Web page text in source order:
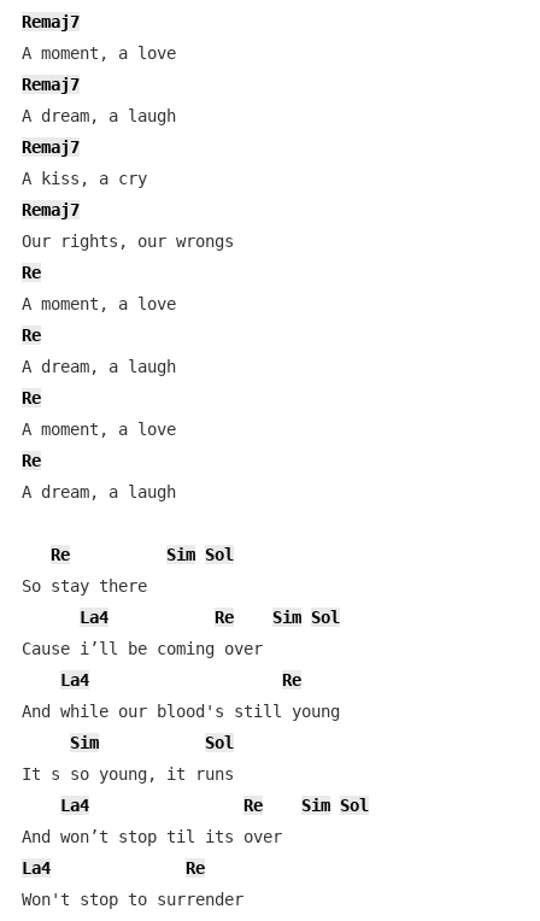
Remaj7
A moment, a love
Remaj7
A dream, a laugh
Remaj7
A kiss, a cry
Remaj7
Re
A moment, a love
Re
A dream, a laugh
Re
A moment, a love
Re
A dream, a laugh
Re Sim Sol
So stay there
La4
Re Sim Sol
Cause i’ll be coming over
La4
Re
And while our blood's still young
Sim
Sol
It s so young, it runs
La4
Re Sim Sol
And won’t stop til its over
La4
Re
Won't stop to surrender